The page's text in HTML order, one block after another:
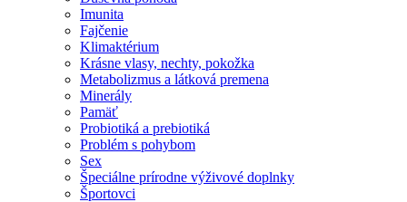
Imunita
Fajčenie
Klimaktérium
Krásne vlasy, nechty, pokožka
Metabolizmus a látková premena
Minerály
Pamäť
Probiotiká a prebiotiká
Problém s pohybom
Sex
Špeciálne prírodne výživové doplnky
Športovci